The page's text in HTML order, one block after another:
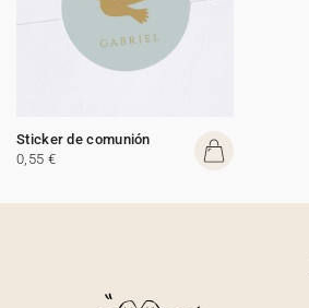
Sticker de comunión
0,55 €